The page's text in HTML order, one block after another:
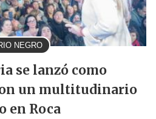
NEGRO
se lanzó como
un multitudinario
en Roca